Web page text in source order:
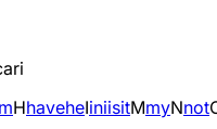
HhaveheIiniisitMmyNnot